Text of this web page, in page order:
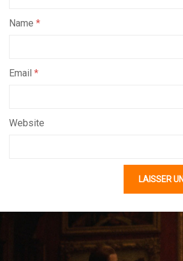
Name *
Email *
Website